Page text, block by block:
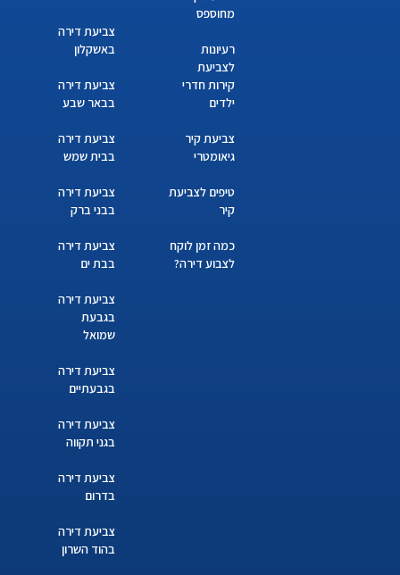
מחוספס
רעיונות
לצביעת
קירות חדרי
ילדים
צביעת קיר
גיאומטרי
טיפים לצביעת
קיר
כמה זמן לוקח
לצבוע דירה?
צביעת דירה
באשקלון
צביעת דירה
בבאר שבע
צביעת דירה
בבית שמש
צביעת דירה
בבני ברק
צביעת דירה
בבת ים
צביעת דירה
בגבעת
שמואל
צביעת דירה
בגבעתיים
צביעת דירה
בגני תקווה
צביעת דירה
בדרום
צביעת דירה
בהוד השרון